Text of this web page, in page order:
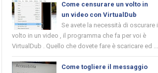
Come censurare un volto in
un video con VirtualDub
Se avete la necessità di oscurare il
volto in un video , il programma che fa per voi è
VirtualDub . Quello che dovete fare è scaricare ed ...
Come togliere il messaggio